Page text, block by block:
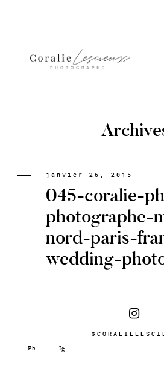
Portfolio
A PROPOS CORALIE
janvier 26, 2015
045-coralie-
photographe-
nord-paris-
wedding-